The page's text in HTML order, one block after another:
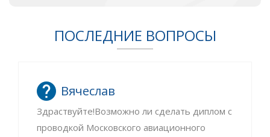
ПОСЛЕДНИЕ ВОПРОСЫ
Вячеслав
Здраствуйте!Возможно ли сделать диплом с
проводкой Московского авиационного